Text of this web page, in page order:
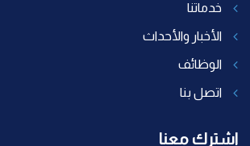
خدماتنا
الأخبار والأحداث
الوظائف
اتصل بنا
اشترك معنا